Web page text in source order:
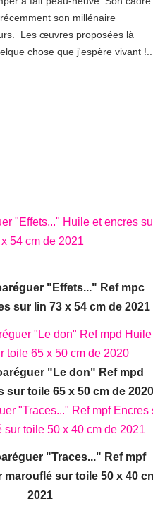
son millénaire
Les œuvres proposées là
chose que j'espère vivant !..
"Effets..." Ref mpc
sur lin 73 x 54 cm de 2021
"Le don" Ref mpd
sur toile 65 x 50 cm de
"Traces..." Ref mpf
marouflé sur toile 50 x 40
2021